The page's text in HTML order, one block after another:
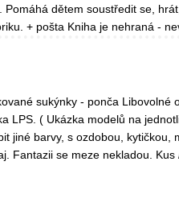
Pomáhá dětem soustředit se,
+ pošta Kniha je nehraná -
sukýnky - ponča Libovolné
LPS. ( Ukázka modelů na
jiné barvy, s ozdobou, kytičkou,
Fantazii se meze nekladou. Kus